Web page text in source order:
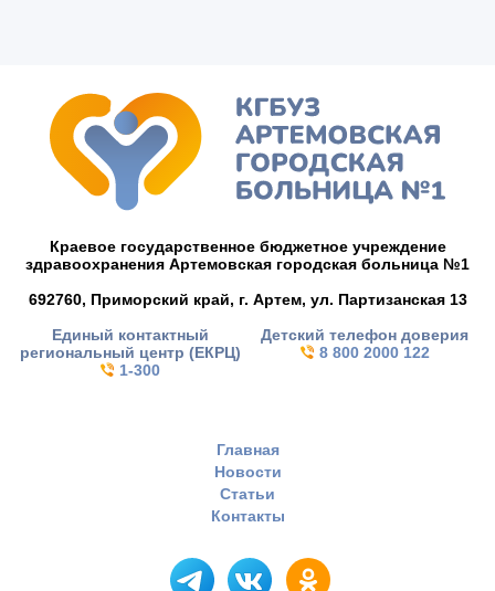
Краевое государственное бюджетное учреждение
здравоохранения Артемовская городская больница №1
692760, Приморский край, г. Артем, ул. Партизанская 13
Единый контактный
региональный центр (ЕКРЦ)
1-300
Детский телефон доверия
8 800 2000 122
Главная
Новости
Статьи
Контакты